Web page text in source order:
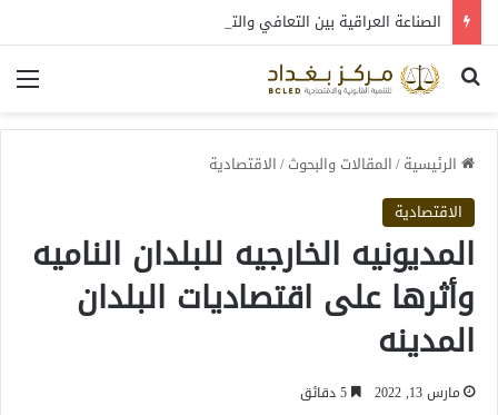
بحث عن
الرئيسية/المقالات والبحوث/الاقتصادية
الاقتصادية
المديونيه الخارجيه للبلدان الناميه
وأثرها على اقتصاديات البلدان
المدينه
مارس 13, 2022